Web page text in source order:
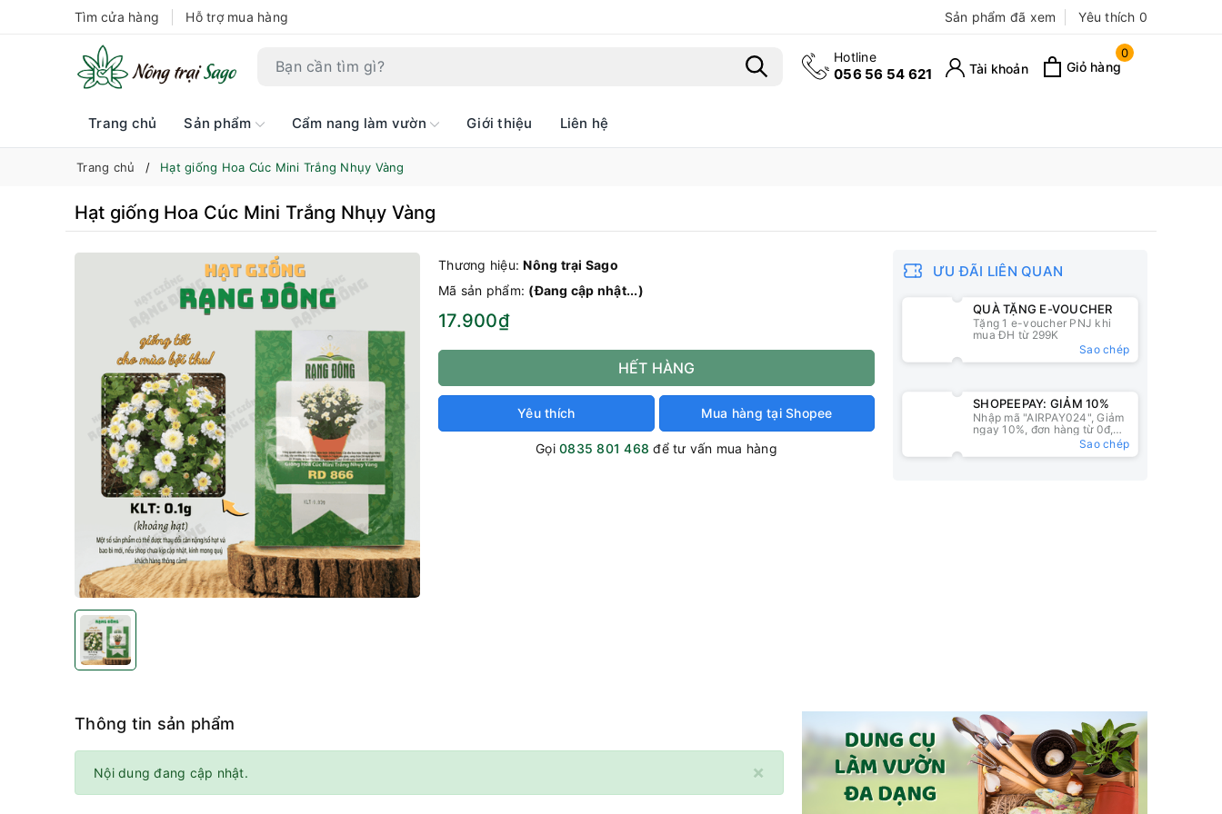
Tìm cửa hàng Hỗ trợ mua hàng Sản phẩm đã xem Yêu thích 0
Hotline
056 56 54 621 Tài khoản
0
Giỏ hàng
Trang chủ Sản phẩm Cẩm nang làm vườn Giới thiệu Liên hệ
Trang chủ Hạt giống Hoa Cúc Mini Trắng Nhụy Vàng
Hạt giống Hoa Cúc Mini Trắng Nhụy Vàng
Thương hiệu:Nông trại Sago
Mã sản phẩm: (Đang cập nhật...)
17.900₫
HẾT HÀNG
Yêu thích Mua hàng tại Shopee
Gọi0835 801 468 để tư vấn mua hàng
ƯU ĐÃI LIÊN QUAN
QUÀ TẶNG E-VOUCHER
Tặng 1 e-voucher PNJ khi
mua ĐH từ 299K
Sao chép
SHOPEEPAY: GIẢM 10%
Nhập mã "AIRPAY024", Giảm
ngay 10%, đơn hàng từ 0đ,
nhập mã tại ví ShopeePay
Sao chép
Thông tin sản phẩm
×
Nội dung đang cập nhật.